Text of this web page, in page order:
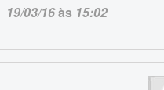
19/03/16às 15:02